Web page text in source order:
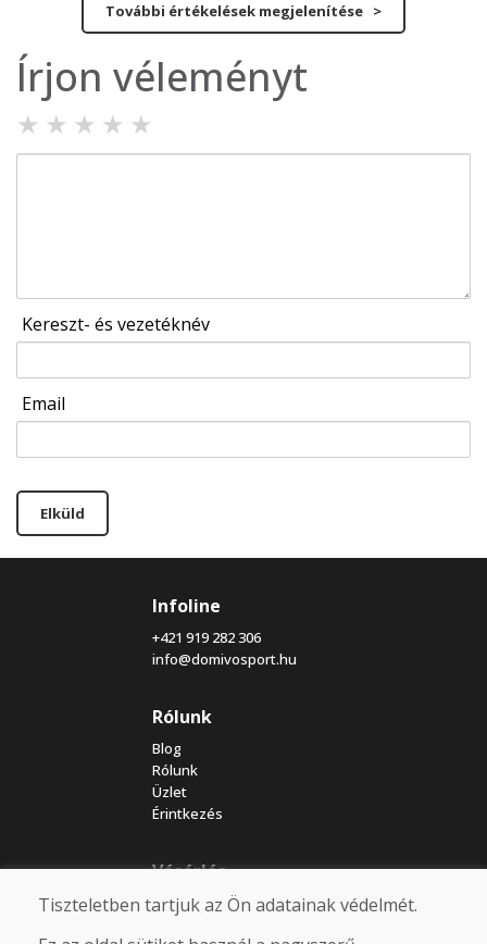
További értékelések megjelenítése >
Írjon véleményt
★ ★ ★ ★ ★
Kereszt- és vezetéknév
Email
Elküld
Infoline
+421 919 282 306
info@domivosport.hu
Rólunk
Blog
Rólunk
Üzlet
Érintkezés
Vásárlás
Eshop
Tiszteletben tartjuk az Ön adatainak védelmét.